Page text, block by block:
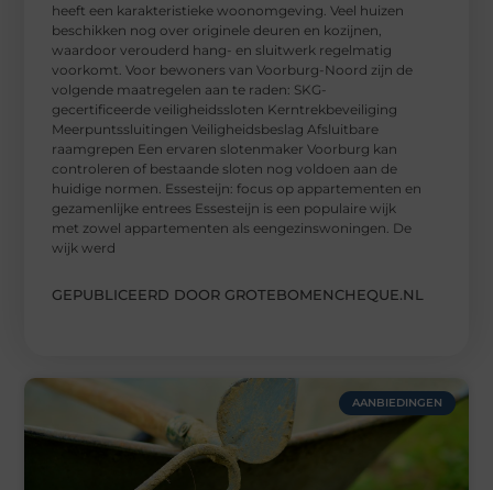
heeft een karakteristieke woonomgeving. Veel huizen
beschikken nog over originele deuren en kozijnen,
waardoor verouderd hang- en sluitwerk regelmatig
voorkomt. Voor bewoners van Voorburg-Noord zijn de
volgende maatregelen aan te raden: SKG-
gecertificeerde veiligheidssloten Kerntrekbeveiliging
Meerpuntssluitingen Veiligheidsbeslag Afsluitbare
raamgrepen Een ervaren slotenmaker Voorburg kan
controleren of bestaande sloten nog voldoen aan de
huidige normen. Essesteijn: focus op appartementen en
gezamenlijke entrees Essesteijn is een populaire wijk
met zowel appartementen als eengezinswoningen. De
wijk werd
GEPUBLICEERD DOOR GROTEBOMENCHEQUE.NL
AANBIEDINGEN